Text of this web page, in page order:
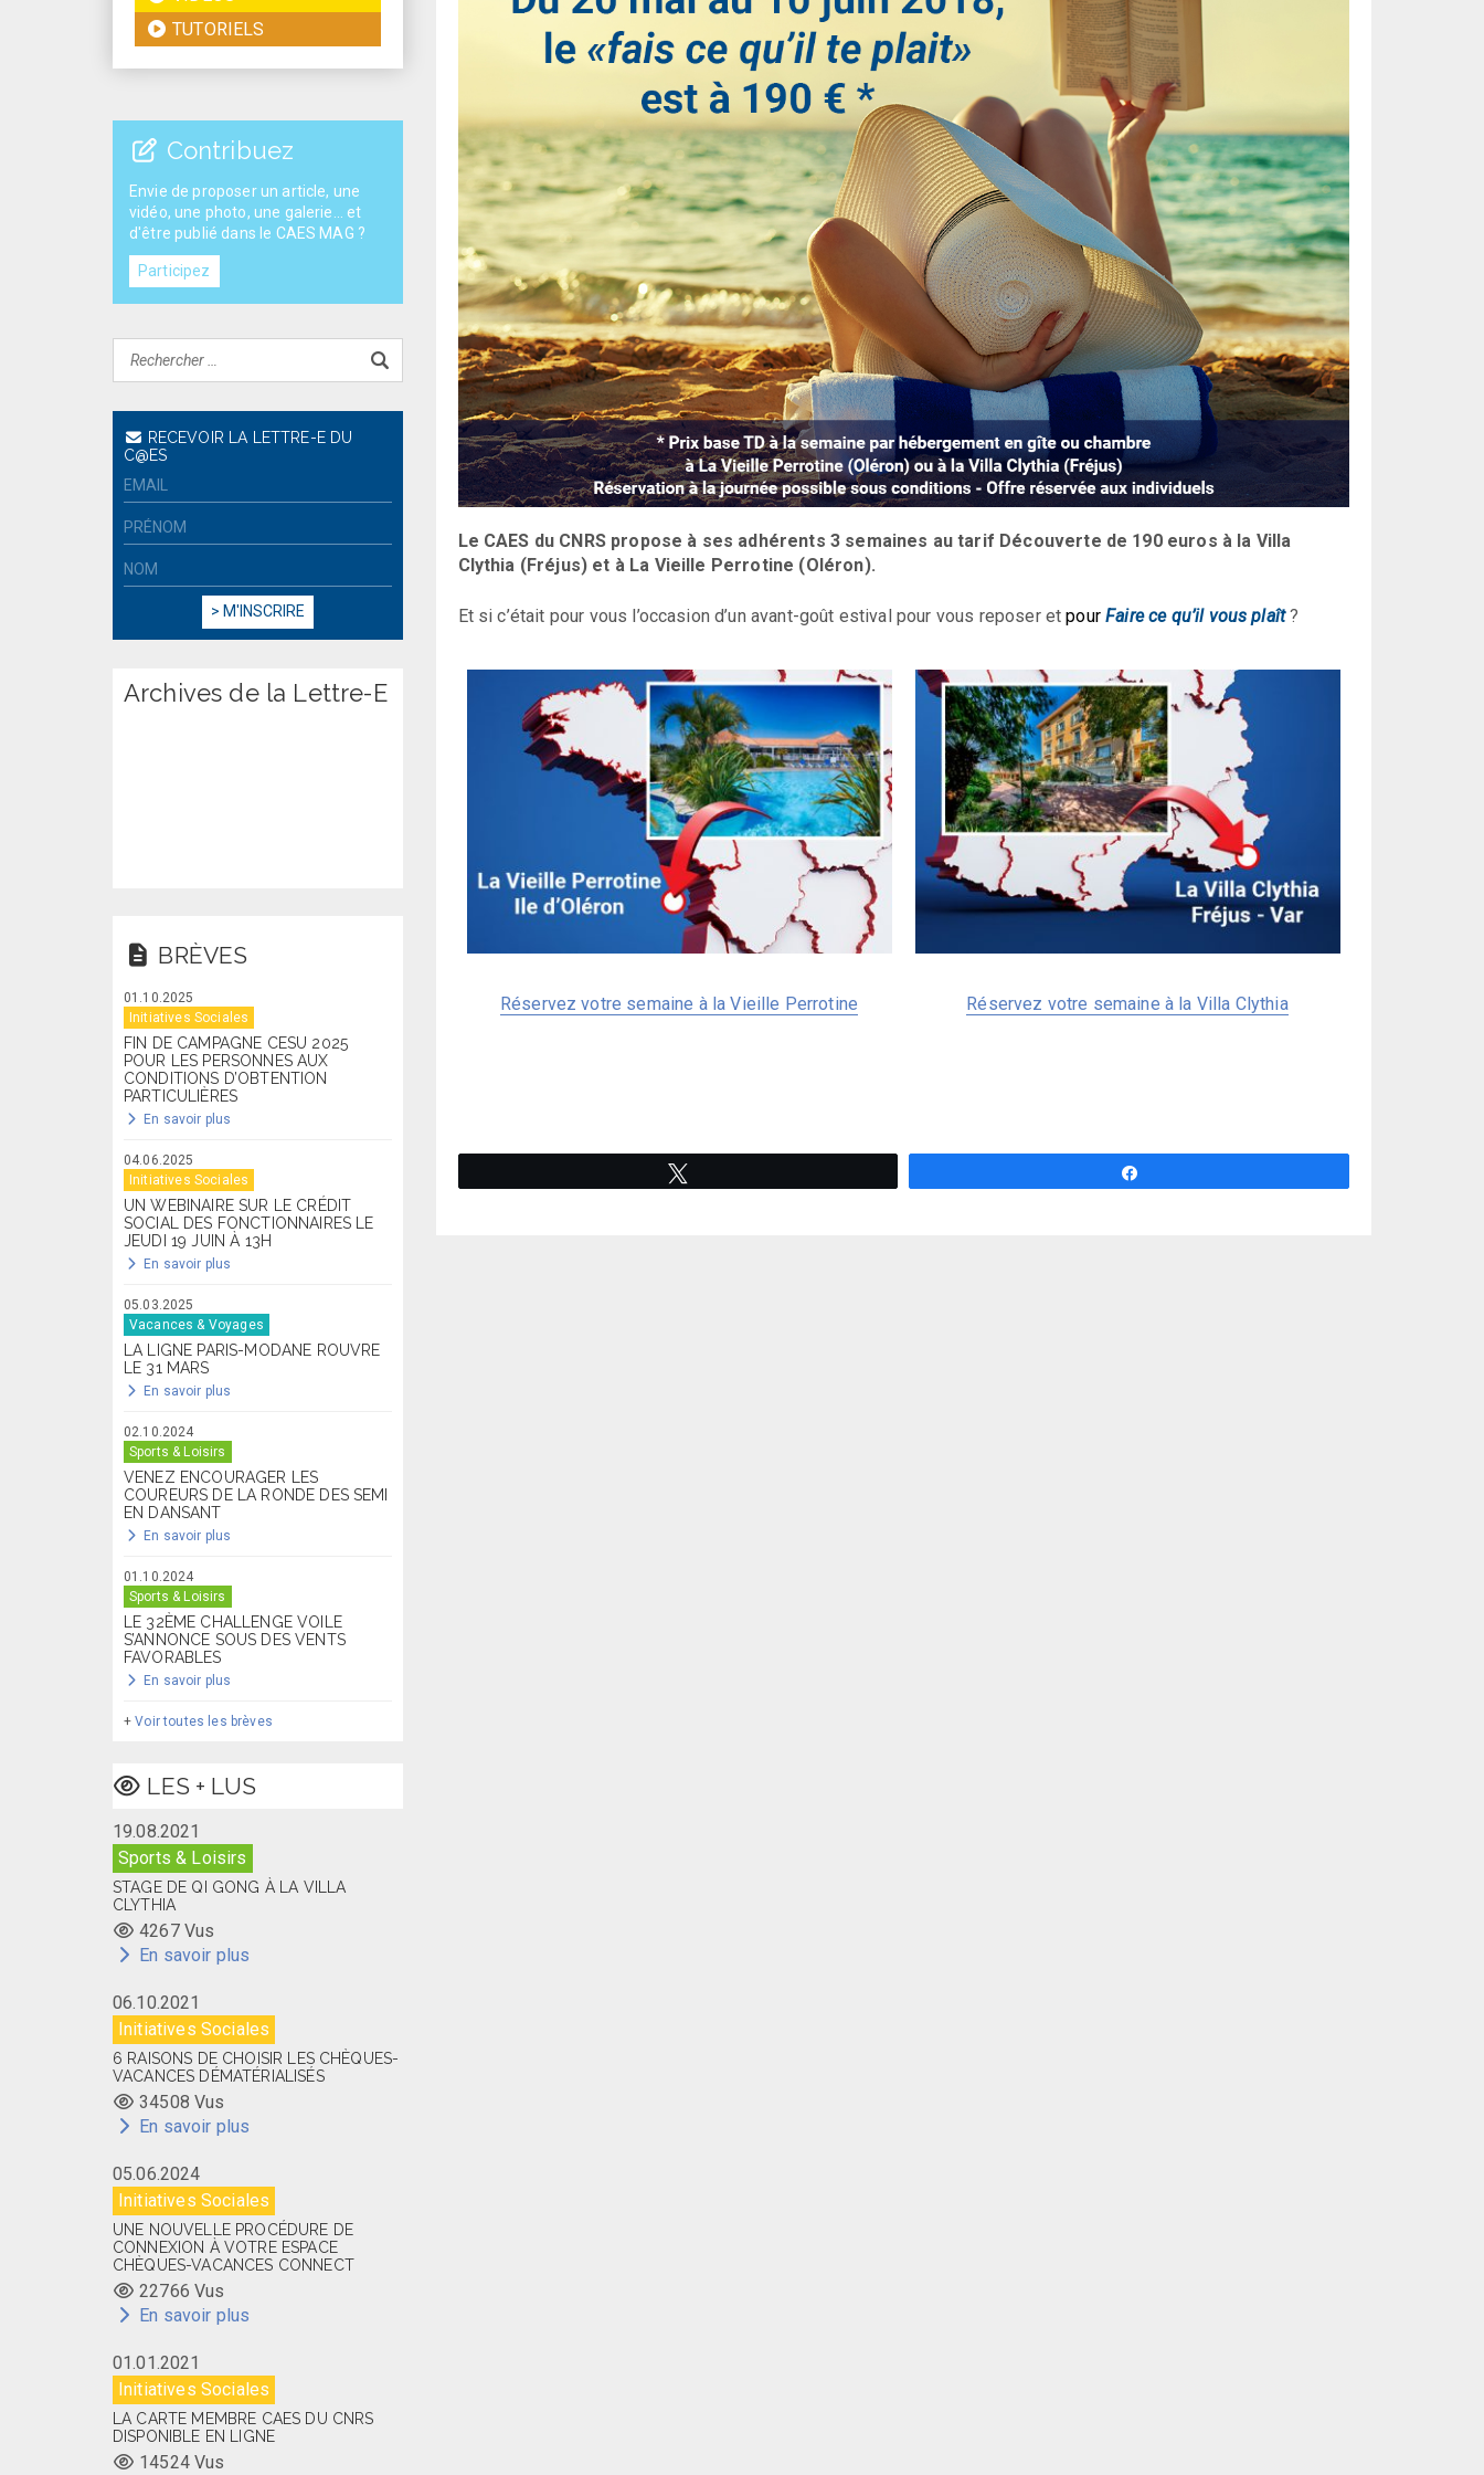
Le CAES du CNRS propose à ses adhérents 3 semaines au tarif Découverte de 190 euros à la Villa
Clythia (Fréjus) et à La Vieille Perrotine (Oléron).
Et si c’était pour vous l’occasion d’un avant-goût estival pour vous reposer etpour Faire ce qu’il vous plaît?
Réservez votre semaine à la Vieille Perrotine Réservez votre semaine à la Villa Clythia
TUTORIELS
Contribuez
Envie de proposer un article, une
vidéo, une photo, une galerie... et
d'être publié dans le CAES MAG ?
Participez
RECEVOIR LA LETTRE-E DU
C@ES
Archives de la Lettre-E
BRÈVES
01.10.2025
Initiatives Sociales
FIN DE CAMPAGNE CESU 2025
POUR LES PERSONNES AUX
CONDITIONS D’OBTENTION
PARTICULIÈRES
En savoir plus
04.06.2025
Initiatives Sociales
UN WEBINAIRE SUR LE CRÉDIT
SOCIAL DES FONCTIONNAIRES LE
JEUDI 19 JUIN À 13H
En savoir plus
05.03.2025
Vacances & Voyages
LA LIGNE PARIS-MODANE ROUVRE
LE 31 MARS
En savoir plus
02.10.2024
Sports & Loisirs
VENEZ ENCOURAGER LES
COUREURS DE LA RONDE DES SEMI
EN DANSANT
En savoir plus
01.10.2024
Sports & Loisirs
LE 32ÈME CHALLENGE VOILE
S’ANNONCE SOUS DES VENTS
FAVORABLES
En savoir plus
+Voir toutes les brèves
LES + LUS
19.08.2021
Sports & Loisirs
STAGE DE QI GONG À LA VILLA
CLYTHIA
4267 Vus
En savoir plus
06.10.2021
Initiatives Sociales
6 RAISONS DE CHOISIR LES CHÈQUES-
VACANCES DÉMATÉRIALISÉS
34508 Vus
En savoir plus
05.06.2024
Initiatives Sociales
UNE NOUVELLE PROCÉDURE DE
CONNEXION À VOTRE ESPACE
CHÈQUES-VACANCES CONNECT
22766 Vus
En savoir plus
01.01.2021
Initiatives Sociales
LA CARTE MEMBRE CAES DU CNRS
DISPONIBLE EN LIGNE
14524 Vus